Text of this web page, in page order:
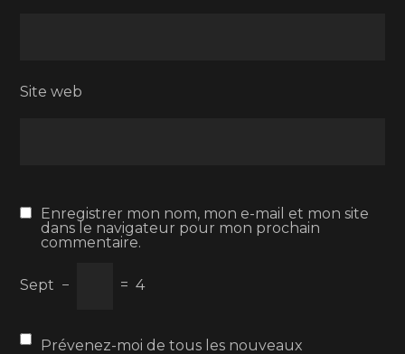
Site web
Enregistrer mon nom, mon e-mail et mon site
dans le navigateur pour mon prochain
commentaire.
Sept − = 4
Prévenez-moi de tous les nouveaux